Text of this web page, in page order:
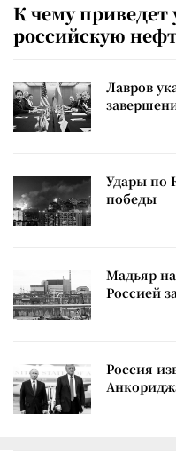
К чему приведет
российскую
Лавров
Удары по
победы
Мадьяр
Россией
Россия